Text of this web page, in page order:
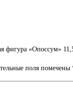
фигура «Опоссум»
поля помечены